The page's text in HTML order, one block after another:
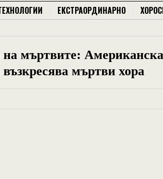
ЕКСТРАОРДИНАРНО
на мъртвите:
мъртви хора